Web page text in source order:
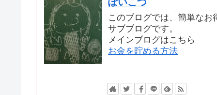
このブログでは、簡単な
サブブログです。
メインブログはこちら
お金を貯める方法